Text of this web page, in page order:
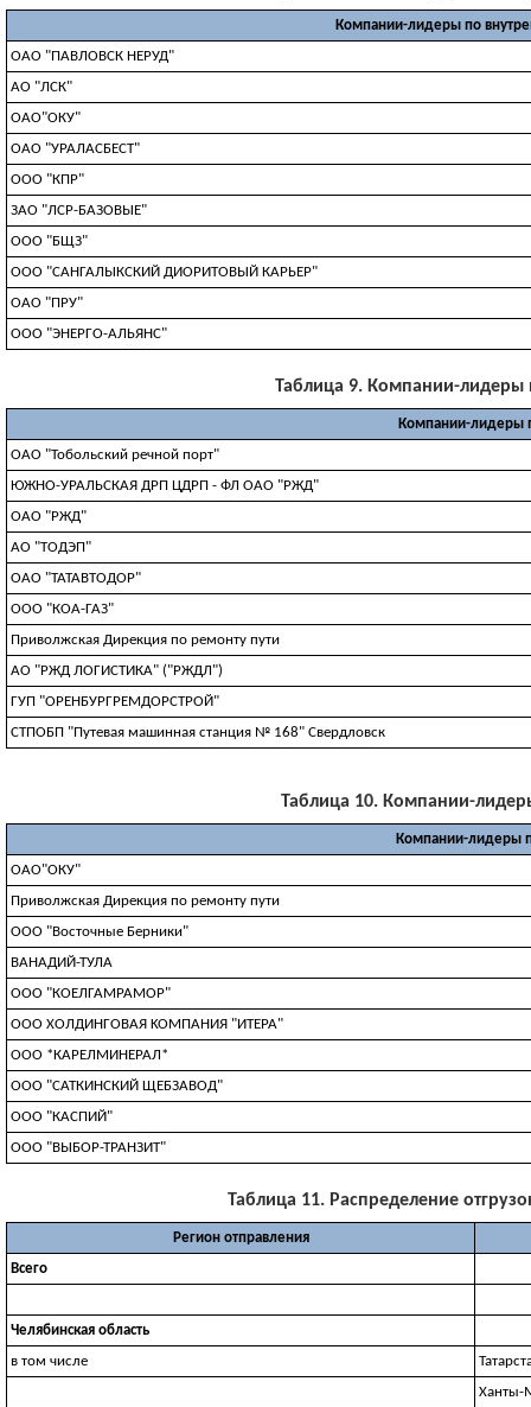
Компании-лидеры по
ОАО "ПАВЛОВСК НЕРУД"
АО "ЛСК"
ОАО"ОКУ"
ОАО "УРАЛАСБЕСТ"
ООО "КПР"
ЗАО "ЛСР-БАЗОВЫЕ"
ООО "БЩЗ"
ООО "САНГАЛЫКСКИЙ ДИОРИТОВЫЙ КАРЬЕР"
ОАО "ПРУ"
ООО "ЭНЕРГО-АЛЬЯНС"
Таблица 9. Компании-лидеры
Компании-лидеры
ОАО "Тобольский речной порт"
ЮЖНО-УРАЛЬСКАЯ ДРП ЦДРП - ФЛ ОАО "РЖД"
ОАО "РЖД"
АО "ТОДЭП"
ОАО "ТАТАВТОДОР"
ООО "КОА-ГАЗ"
Приволжская Дирекция по ремонту пути
АО "РЖД ЛОГИСТИКА" ("РЖДЛ")
ГУП "ОРЕНБУРГРЕМДОРСТРОЙ"
СТПОБП "Путевая машинная станция № 168" Свердловск
Таблица 10. Компании-
Компании-лидеры
ОАО"ОКУ"
Приволжская Дирекция по ремонту пути
ООО "Восточные Берники"
ВАНАДИЙ-ТУЛА
ООО "КОЕЛГАМРАМОР"
OOO XOЛДИHГOBAЯ KOMПAHИЯ "ИTEPA"
ООО *КАРЕЛМИНЕРАЛ*
ООО "САТКИНСКИЙ ЩЕБЗАВОД"
ООО "КАСПИЙ"
ООО "ВЫБОР-ТРАНЗИТ"
Таблица 11. Распределение
Регион отправления
Всего
Челябинская область
в том числе
Ханты-